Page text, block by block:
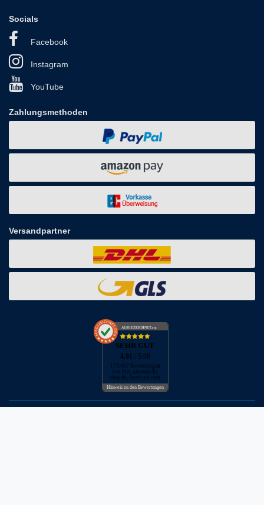
Socials
Facebook
Instagram
YouTube
Zahlungsmethoden
Versandpartner
AUSGEZEICHNET.org
SEHR GUT
4.91 / 5.00
173.452 Bewertungen
von hier, amazon.de,
ebay.de, facebook.com
Hinweis zu den Bewertungen